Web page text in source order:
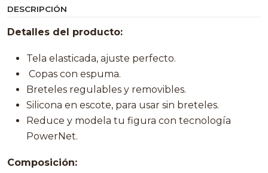
DESCRIPCIÓN
Detalles del producto:
Tela elasticada, ajuste perfecto.
Copas con espuma.
Breteles regulables y removibles.
Silicona en escote, para usar sin breteles.
Reduce y modela tu figura con tecnología
PowerNet.
Composición: